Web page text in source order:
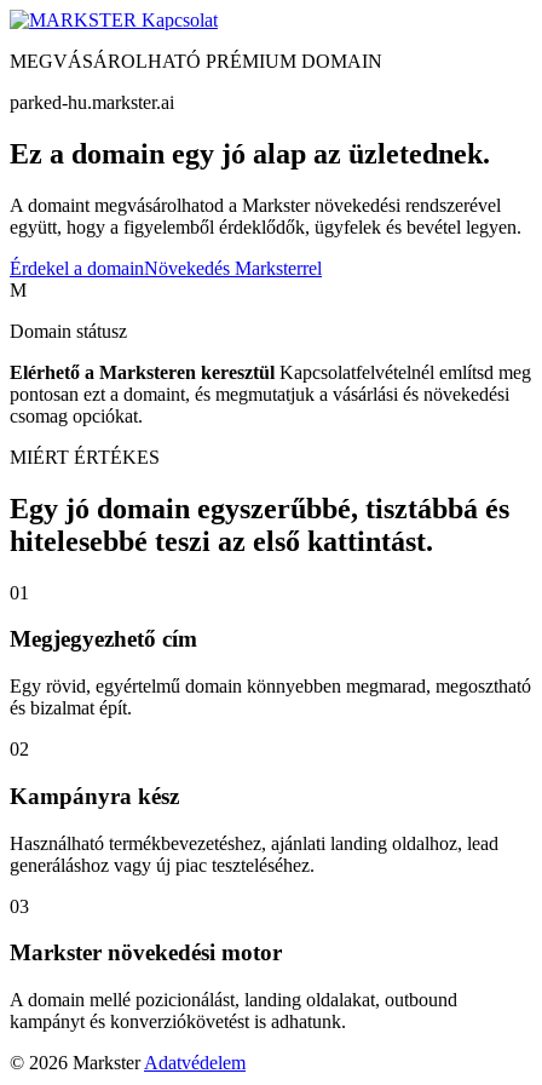
Kapcsolat
MEGVÁSÁROLHATÓ PRÉMIUM DOMAIN
parked-hu.markster.ai
Ez a domain egy jó alap az üzletednek.
A domaint megvásárolhatod a Markster növekedési rendszerével
együtt, hogy a figyelemből érdeklődők, ügyfelek és bevétel legyen.
Érdekel a domainNövekedés Marksterrel
M
Domain státusz
Elérhető a Marksteren keresztül Kapcsolatfelvételnél említsd meg
pontosan ezt a domaint, és megmutatjuk a vásárlási és növekedési
csomag opciókat.
MIÉRT ÉRTÉKES
Egy jó domain egyszerűbbé, tisztábbá és
hitelesebbé teszi az első kattintást.
01
Megjegyezhető cím
Egy rövid, egyértelmű domain könnyebben megmarad, megosztható
és bizalmat épít.
02
Kampányra kész
Használható termékbevezetéshez, ajánlati landing oldalhoz, lead
generáláshoz vagy új piac teszteléséhez.
03
Markster növekedési motor
A domain mellé pozicionálást, landing oldalakat, outbound
kampányt és konverziókövetést is adhatunk.
© 2026 Markster Adatvédelem